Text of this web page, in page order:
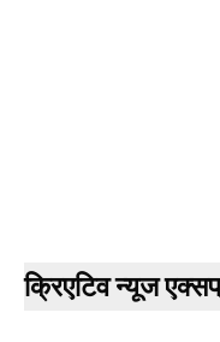
क्रिएटिव न्यूज